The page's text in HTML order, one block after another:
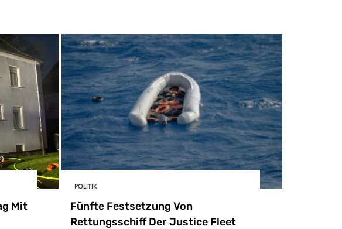
Mit
POLITIK
Fünfte Festsetzung Von
Rettungsschiff Der Justice Fleet